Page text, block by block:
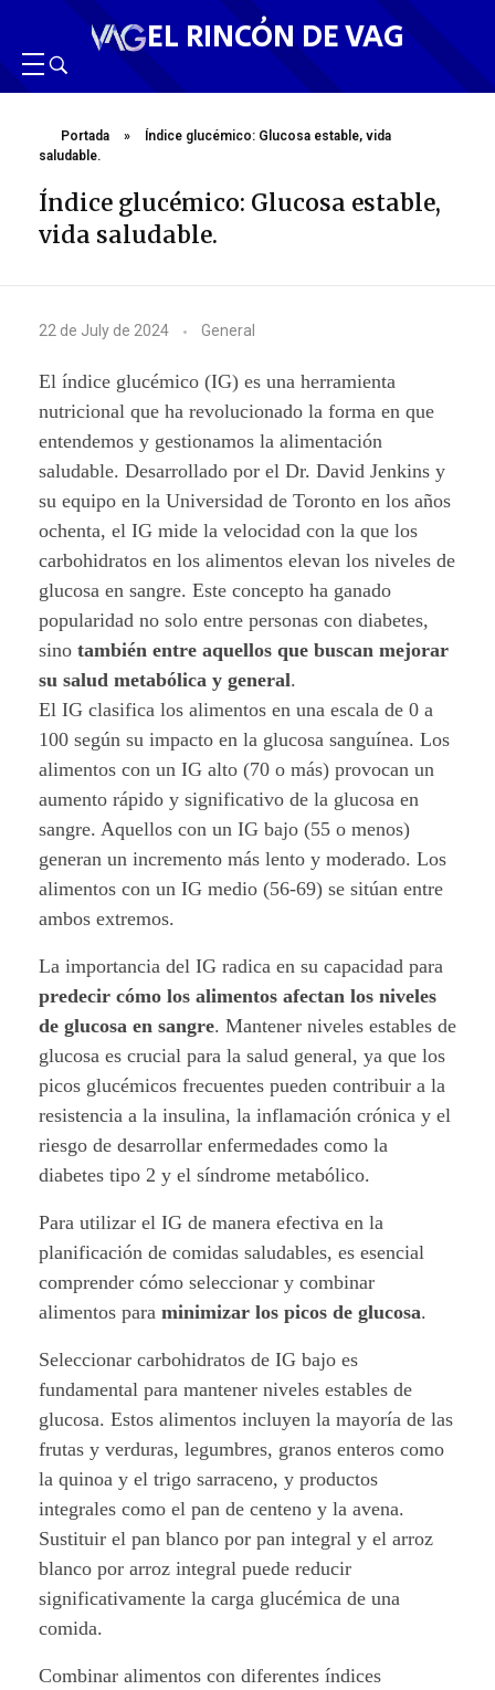
EL RINCÓN DE VAG
Portada »
Índice glucémico: Glucosa estable, vida
saludable.
Índice glucémico: Glucosa estable,
vida saludable.
Í
n
d
i
c
e
g
l
u
c
é
m
i
c
o
:
G
l
u
o
s
e
s
t
a
b
l
e
22 de July de 2024 General
El índice glucémico (IG) es una herramienta
nutricional que ha revolucionado la forma en que
entendemos y gestionamos la alimentación
saludable. Desarrollado por el Dr. David Jenkins y
su equipo en la Universidad de Toronto en los años
ochenta, el IG mide la velocidad con la que los
carbohidratos en los alimentos elevan los niveles de
glucosa en sangre. Este concepto ha ganado
popularidad no solo entre personas con diabetes,
sino también entre aquellos que buscan mejorar
su salud metabólica y general.
El IG clasifica los alimentos en una escala de 0 a
100 según su impacto en la glucosa sanguínea. Los
alimentos con un IG alto (70 o más) provocan un
aumento rápido y significativo de la glucosa en
sangre. Aquellos con un IG bajo (55 o menos)
generan un incremento más lento y moderado. Los
alimentos con un IG medio (56-69) se sitúan entre
ambos extremos.
La importancia del IG radica en su capacidad para
predecir cómo los alimentos afectan los niveles
de glucosa en sangre. Mantener niveles estables de
glucosa es crucial para la salud general, ya que los
picos glucémicos frecuentes pueden contribuir a la
resistencia a la insulina, la inflamación crónica y el
riesgo de desarrollar enfermedades como la
diabetes tipo 2 y el síndrome metabólico.
Para utilizar el IG de manera efectiva en la
planificación de comidas saludables, es esencial
comprender cómo seleccionar y combinar
alimentos para minimizar los picos de glucosa.
Seleccionar carbohidratos de IG bajo es
fundamental para mantener niveles estables de
glucosa. Estos alimentos incluyen la mayoría de las
frutas y verduras, legumbres, granos enteros como
la quinoa y el trigo sarraceno, y productos
integrales como el pan de centeno y la avena.
Sustituir el pan blanco por pan integral y el arroz
blanco por arroz integral puede reducir
significativamente la carga glucémica de una
comida.
Combinar alimentos con diferentes índices